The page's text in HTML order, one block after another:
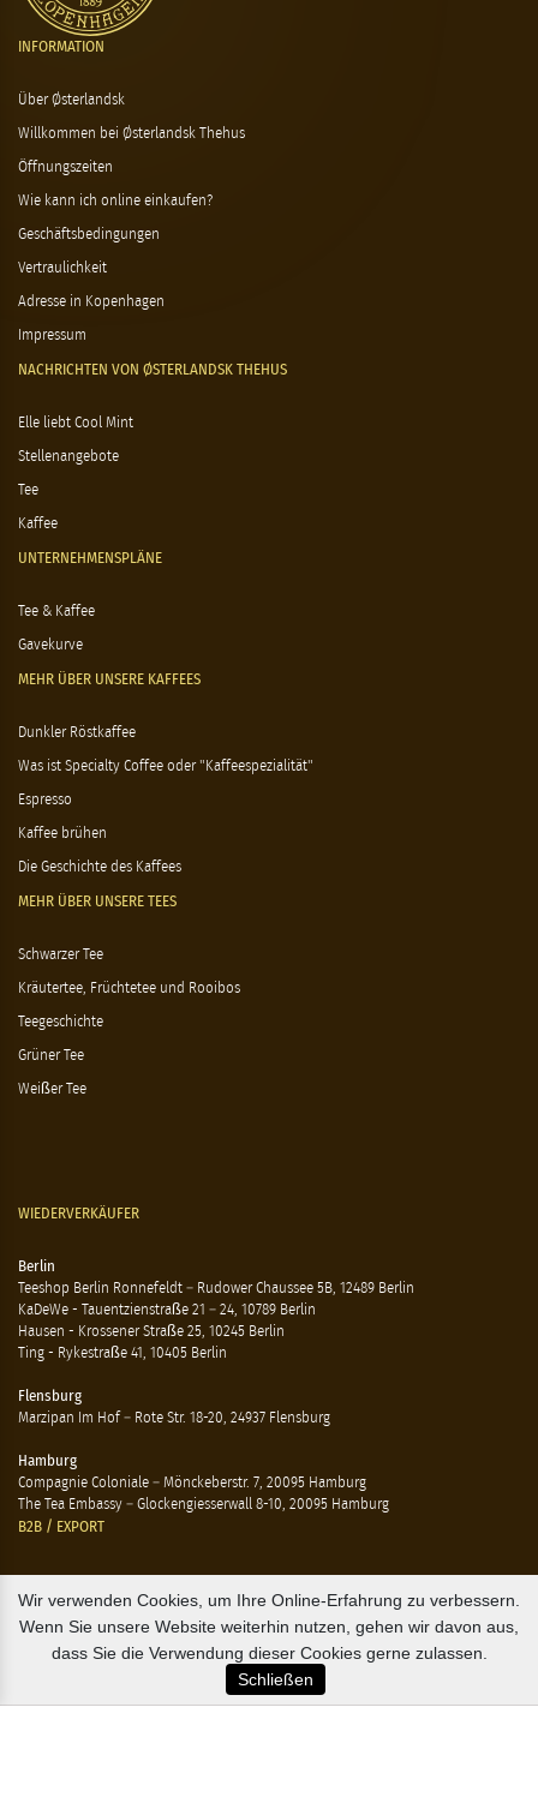
INFORMATION
Über Østerlandsk
Willkommen bei Østerlandsk Thehus
Öffnungszeiten
Wie kann ich online einkaufen?
Geschäftsbedingungen
Vertraulichkeit
Adresse in Kopenhagen
Impressum
NACHRICHTEN VON ØSTERLANDSK THEHUS
Elle liebt Cool Mint
Stellenangebote
Tee
Kaffee
UNTERNEHMENSPLÄNE
Tee & Kaffee
Gavekurve
MEHR ÜBER UNSERE KAFFEES
Dunkler Röstkaffee
Was ist Specialty Coffee oder "Kaffeespezialität"
Espresso
Kaffee brühen
Die Geschichte des Kaffees
MEHR ÜBER UNSERE TEES
Schwarzer Tee
Kräutertee, Früchtetee und Rooibos
Teegeschichte
Grüner Tee
Weißer Tee
WIEDERVERKÄUFER
Berlin
Teeshop Berlin Ronnefeldt – Rudower Chaussee 5B, 12489 Berlin
KaDeWe - Tauentzienstraße 21 – 24, 10789 Berlin
Hausen - Krossener Straße 25, 10245 Berlin
Ting - Rykestraße 41, 10405 Berlin
Flensburg
Marzipan Im Hof – Rote Str. 18-20, 24937 Flensburg
Hamburg
Compagnie Coloniale – Mönckeberstr. 7, 20095 Hamburg
The Tea Embassy – Glockengiesserwall 8-10, 20095 Hamburg
B2B / EXPORT
sales@osterlandsk.dk
PRIVATER VERBRAUCHER / WEBSHOP
Wir verwenden Cookies, um Ihre Online-Erfahrung zu verbessern.
Wenn Sie unsere Website weiterhin nutzen, gehen wir davon aus,
dass Sie die Verwendung dieser Cookies gerne zulassen.
Schließen